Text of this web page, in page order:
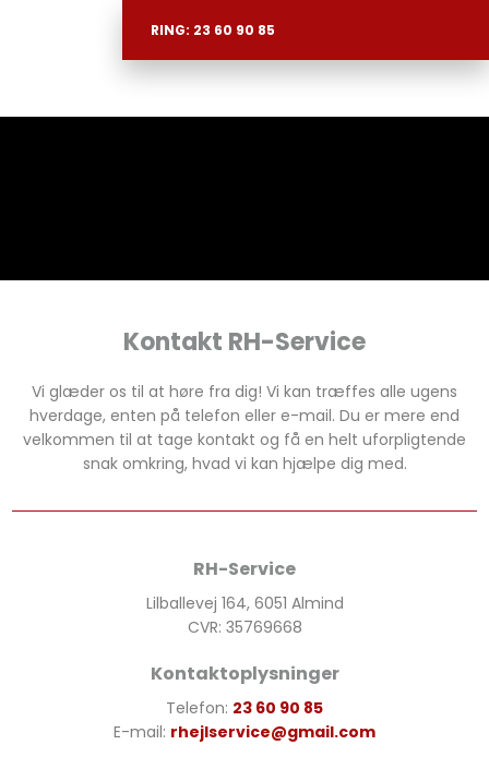
RING: 23 60 90 85
Kontakt RH-Service
​​​Vi glæder os til at høre fra dig! Vi kan træffes alle ugens
hverdage, enten på telefon eller e-mail. Du er mere end
velkommen til at tage kontakt og få en helt uforpligtende
snak omkring, hvad vi kan hjælpe dig med.
RH-Service
Lilballevej 164, 6051 Almind
CVR: 35769668​
Kontaktoplysninger
Telefon: 23 60 90 85
E-mail: rhejlservice@gmail.com